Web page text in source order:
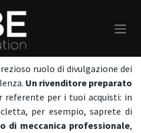
ruolo di divulgazione dei
Un rivenditore preparato
referente per i tuoi acquisti: in
per esempio, saprete di
di meccanica professionale,